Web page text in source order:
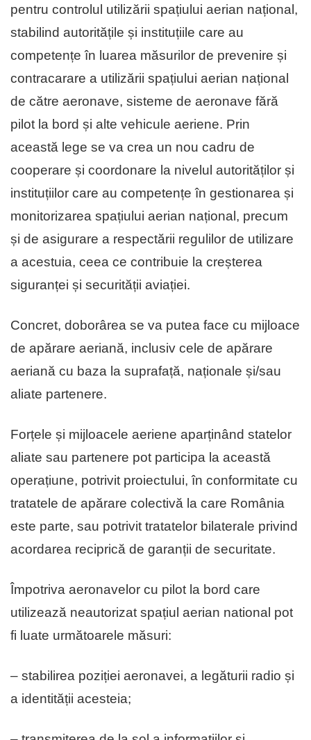
pentru controlul utilizării spațiului aerian național,
stabilind autoritățile și instituțiile care au
competențe în luarea măsurilor de prevenire și
contracarare a utilizării spațiului aerian național
de către aeronave, sisteme de aeronave fără
pilot la bord și alte vehicule aeriene. Prin
această lege se va crea un nou cadru de
cooperare și coordonare la nivelul autorităților și
instituțiilor care au competențe în gestionarea și
monitorizarea spațiului aerian național, precum
și de asigurare a respectării regulilor de utilizare
a acestuia, ceea ce contribuie la creșterea
siguranței și securității aviației.
Concret, doborârea se va putea face cu mijloace
de apărare aeriană, inclusiv cele de apărare
aeriană cu baza la suprafață, naționale și/sau
aliate partenere.
Forțele și mijloacele aeriene aparținând statelor
aliate sau partenere pot participa la această
operațiune, potrivit proiectului, în conformitate cu
tratatele de apărare colectivă la care România
este parte, sau potrivit tratatelor bilaterale privind
acordarea reciprică de garanții de securitate.
Împotriva aeronavelor cu pilot la bord care
utilizează neautorizat spațiul aerian national pot
fi luate următoarele măsuri:
– stabilirea poziției aeronavei, a legăturii radio și
a identității acesteia;